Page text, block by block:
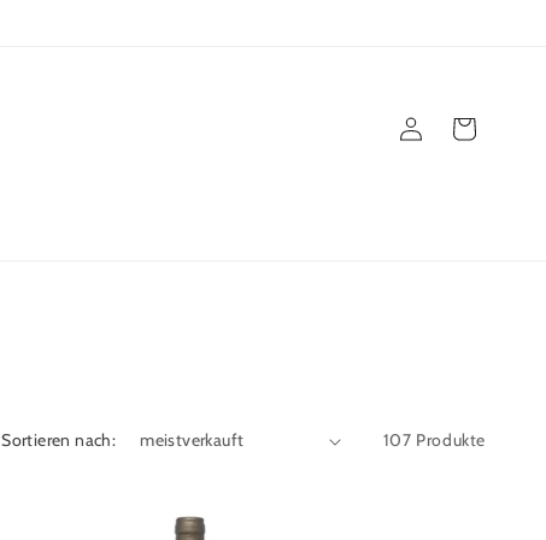
EinloggenWarenkorb
Sortieren nach: 107 Produkte